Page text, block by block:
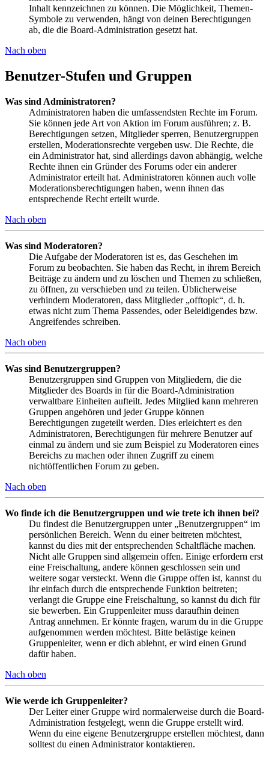
Inhalt kennzeichnen zu können. Die Möglichkeit, Themen-
Symbole zu verwenden, hängt von deinen Berechtigungen
ab, die die Board-Administration gesetzt hat.
Nach oben
Benutzer-Stufen und Gruppen
Was sind Administratoren?
Administratoren haben die umfassendsten Rechte im Forum.
Sie können jede Art von Aktion im Forum ausführen; z. B.
Berechtigungen setzen, Mitglieder sperren, Benutzergruppen
erstellen, Moderationsrechte vergeben usw. Die Rechte, die
ein Administrator hat, sind allerdings davon abhängig, welche
Rechte ihnen ein Gründer des Forums oder ein anderer
Administrator erteilt hat. Administratoren können auch volle
Moderationsberechtigungen haben, wenn ihnen das
entsprechende Recht erteilt wurde.
Nach oben
Was sind Moderatoren?
Die Aufgabe der Moderatoren ist es, das Geschehen im
Forum zu beobachten. Sie haben das Recht, in ihrem Bereich
Beiträge zu ändern und zu löschen und Themen zu schließen,
zu öffnen, zu verschieben und zu teilen. Üblicherweise
verhindern Moderatoren, dass Mitglieder „offtopic“, d. h.
etwas nicht zum Thema Passendes, oder Beleidigendes bzw.
Angreifendes schreiben.
Nach oben
Was sind Benutzergruppen?
Benutzergruppen sind Gruppen von Mitgliedern, die die
Mitglieder des Boards in für die Board-Administration
verwaltbare Einheiten aufteilt. Jedes Mitglied kann mehreren
Gruppen angehören und jeder Gruppe können
Berechtigungen zugeteilt werden. Dies erleichtert es den
Administratoren, Berechtigungen für mehrere Benutzer auf
einmal zu ändern und sie zum Beispiel zu Moderatoren eines
Bereichs zu machen oder ihnen Zugriff zu einem
nichtöffentlichen Forum zu geben.
Nach oben
Wo finde ich die Benutzergruppen und wie trete ich ihnen bei?
Du findest die Benutzergruppen unter „Benutzergruppen“ im
persönlichen Bereich. Wenn du einer beitreten möchtest,
kannst du dies mit der entsprechenden Schaltfläche machen.
Nicht alle Gruppen sind allgemein offen. Einige erfordern erst
eine Freischaltung, andere können geschlossen sein und
weitere sogar versteckt. Wenn die Gruppe offen ist, kannst du
ihr einfach durch die entsprechende Funktion beitreten;
verlangt die Gruppe eine Freischaltung, so kannst du dich für
sie bewerben. Ein Gruppenleiter muss daraufhin deinen
Antrag annehmen. Er könnte fragen, warum du in die Gruppe
aufgenommen werden möchtest. Bitte belästige keinen
Gruppenleiter, wenn er dich ablehnt, er wird einen Grund
dafür haben.
Nach oben
Wie werde ich Gruppenleiter?
Der Leiter einer Gruppe wird normalerweise durch die Board-
Administration festgelegt, wenn die Gruppe erstellt wird.
Wenn du eine eigene Benutzergruppe erstellen möchtest, dann
solltest du einen Administrator kontaktieren.